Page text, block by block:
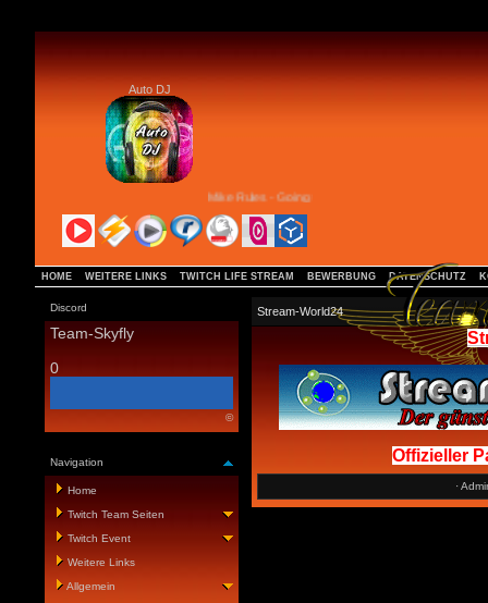
Auto DJ
Mike Rules - Going Crazy (extended mix)
HOME WEITERE LINKS TWITCH LIFE STREAM BEWERBUNG DATENSCHUTZ
Discord
Team-Skyfly
0
©
Navigation
Home
Twitch Team Seiten
Twitch Event
Weitere Links
Allgemein
Stream-World24
Offizieller
·